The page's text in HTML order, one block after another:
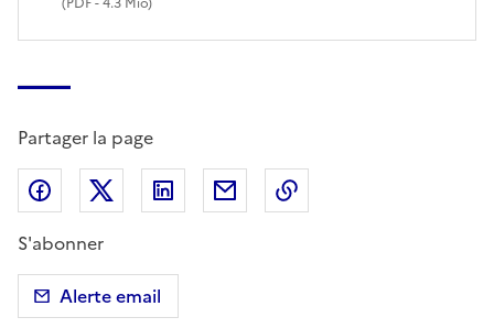
Partager la page
Partager sur Facebook
Partager sur X (anciennement Twitter)
Partager sur LinkedIn
Partager par email
S'abonner
Alerte email